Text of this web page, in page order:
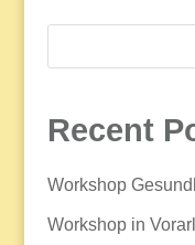
Recent
Workshop
Workshop in